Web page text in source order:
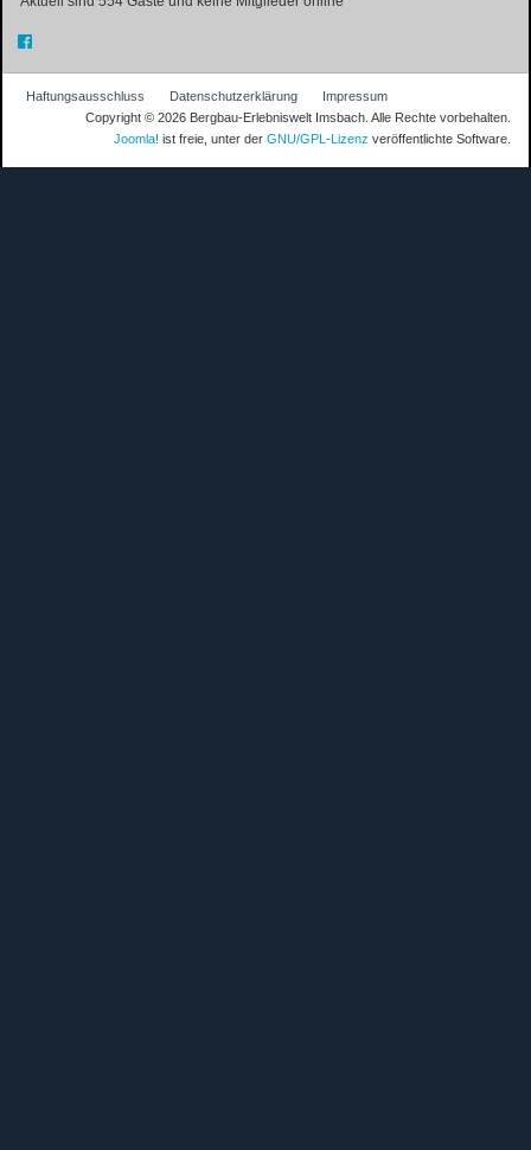
Haftungsausschluss Datenschutzerklärung
Impressum
Copyright © 2026 Bergbau-Erlebniswelt Imsbach. Alle Rechte vorbehalten.
Joomla! ist freie, unter der GNU/GPL-Lizenz veröffentlichte Software.